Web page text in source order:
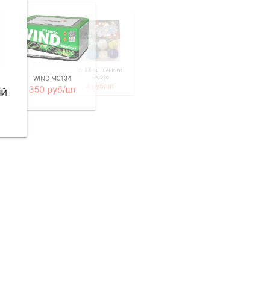
WIND MC134
350 руб/шт
ДЫМНЫЕ ШАРИКИ
FPC230
4 руб/шт
245 руб/шт